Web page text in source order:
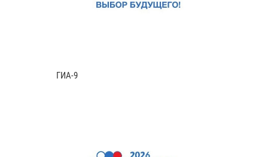
ГИА-9